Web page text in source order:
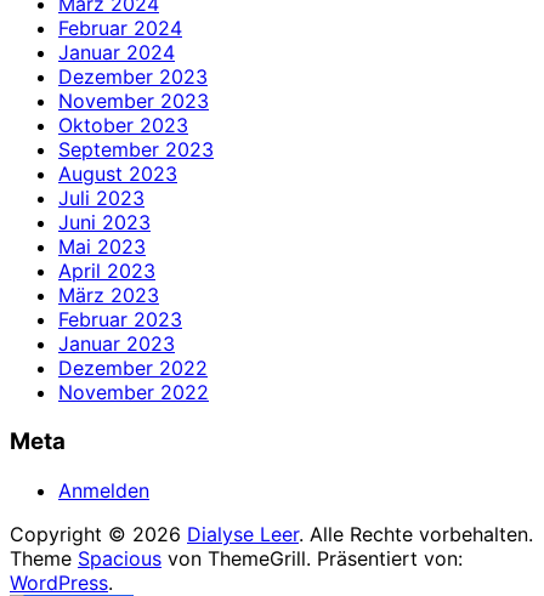
Februar 2024
Januar 2024
Dezember 2023
November 2023
Oktober 2023
September 2023
August 2023
Juli 2023
Juni 2023
Mai 2023
April 2023
März 2023
Februar 2023
Januar 2023
Dezember 2022
November 2022
Meta
Anmelden
Copyright © 2026 Dialyse Leer. Alle Rechte vorbehalten.
Theme Spacious von ThemeGrill. Präsentiert von:
WordPress.